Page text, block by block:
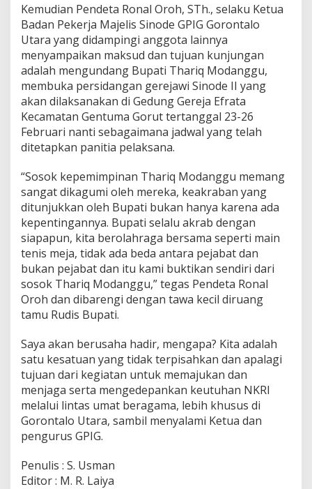
Kemudian Pendeta Ronal Oroh, STh., selaku Ketua
Badan Pekerja Majelis Sinode GPIG Gorontalo
Utara yang didampingi anggota lainnya
menyampaikan maksud dan tujuan kunjungan
adalah mengundang Bupati Thariq Modanggu,
membuka persidangan gerejawi Sinode II yang
akan dilaksanakan di Gedung Gereja Efrata
Kecamatan Gentuma Gorut tertanggal 23-26
Februari nanti sebagaimana jadwal yang telah
ditetapkan panitia pelaksana.
“Sosok kepemimpinan Thariq Modanggu memang
sangat dikagumi oleh mereka, keakraban yang
ditunjukkan oleh Bupati bukan hanya karena ada
kepentingannya. Bupati selalu akrab dengan
siapapun, kita berolahraga bersama seperti main
tenis meja, tidak ada beda antara pejabat dan
bukan pejabat dan itu kami buktikan sendiri dari
sosok Thariq Modanggu,” tegas Pendeta Ronal
Oroh dan dibarengi dengan tawa kecil diruang
tamu Rudis Bupati.
Saya akan berusaha hadir, mengapa? Kita adalah
satu kesatuan yang tidak terpisahkan dan apalagi
tujuan dari kegiatan untuk memajukan dan
menjaga serta mengedepankan keutuhan NKRI
melalui lintas umat beragama, lebih khusus di
Gorontalo Utara, sambil menyalami Ketua dan
pengurus GPIG.
Penulis : S. Usman
Editor : M. R. Laiya